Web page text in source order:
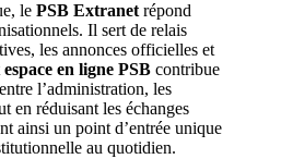
le PSB Extranetrépond
Il sert de relais
les annonces officielles et
espace en ligne PSB contribue
l’administration, les
en réduisant les échanges
ainsi un point d’entrée unique
au quotidien.